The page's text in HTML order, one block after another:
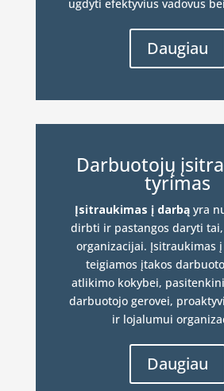
ugdyti efektyvius vadovus
Daugiau
Darbuotojų
tyrimas
Įsitraukimas į darbąyra
dirbti ir pastangos daryti
organizacijai. Įsitraukimas
teigiamos įtakos
atlikimo kokybei,
darbuotojo gerovei,
ir lojalumui
Daugiau